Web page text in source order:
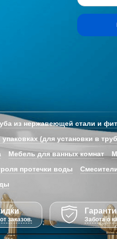
из нержавеющей стали и
(для установки в
Мебель для ванных комнат
протечки воды
заказов. Забота о